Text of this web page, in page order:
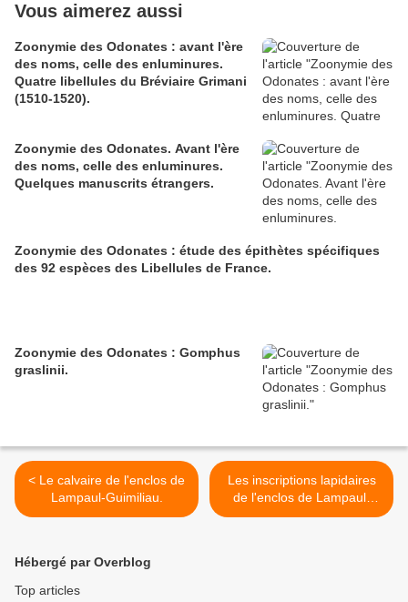
Vous aimerez aussi
Zoonymie des Odonates : avant l'ère
des noms, celle des enluminures.
Quatre libellules du Bréviaire Grimani
(1510-1520).
Zoonymie des Odonates. Avant l'ère
des noms, celle des enluminures.
Quelques manuscrits étrangers.
Zoonymie des Odonates : étude des épithètes spécifiques
des 92 espèces des Libellules de France.
Zoonymie des Odonates : Gomphus
graslinii.
< Le calvaire de l'enclos de
Lampaul-Guimiliau.
Les inscriptions lapidaires
de l'enclos de Lampaul-
Guimiliau. >
Hébergé par Overblog
Top articles